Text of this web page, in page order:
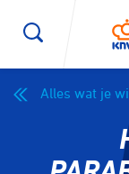
Alles wat je
Wegwielrennen